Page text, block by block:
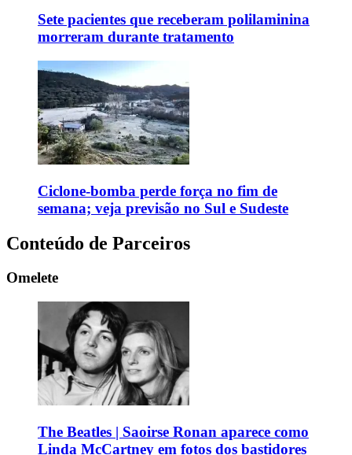
Sete pacientes que receberam polilaminina
morreram durante tratamento
Ciclone-bomba perde força no fim de
semana; veja previsão no Sul e Sudeste
Conteúdo de Parceiros
Omelete
The Beatles | Saoirse Ronan aparece como
Linda McCartney em fotos dos bastidores